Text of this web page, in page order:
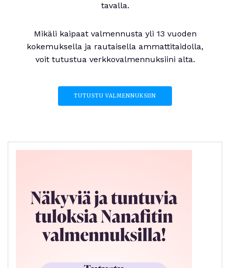
tavalla.
Mikäli kaipaat valmennusta yli 13 vuoden
kokemuksella ja rautaisella ammattitaidolla,
voit tutustua verkkovalmennuksiini alta.
TUTUSTU VALMENNUKSIIN